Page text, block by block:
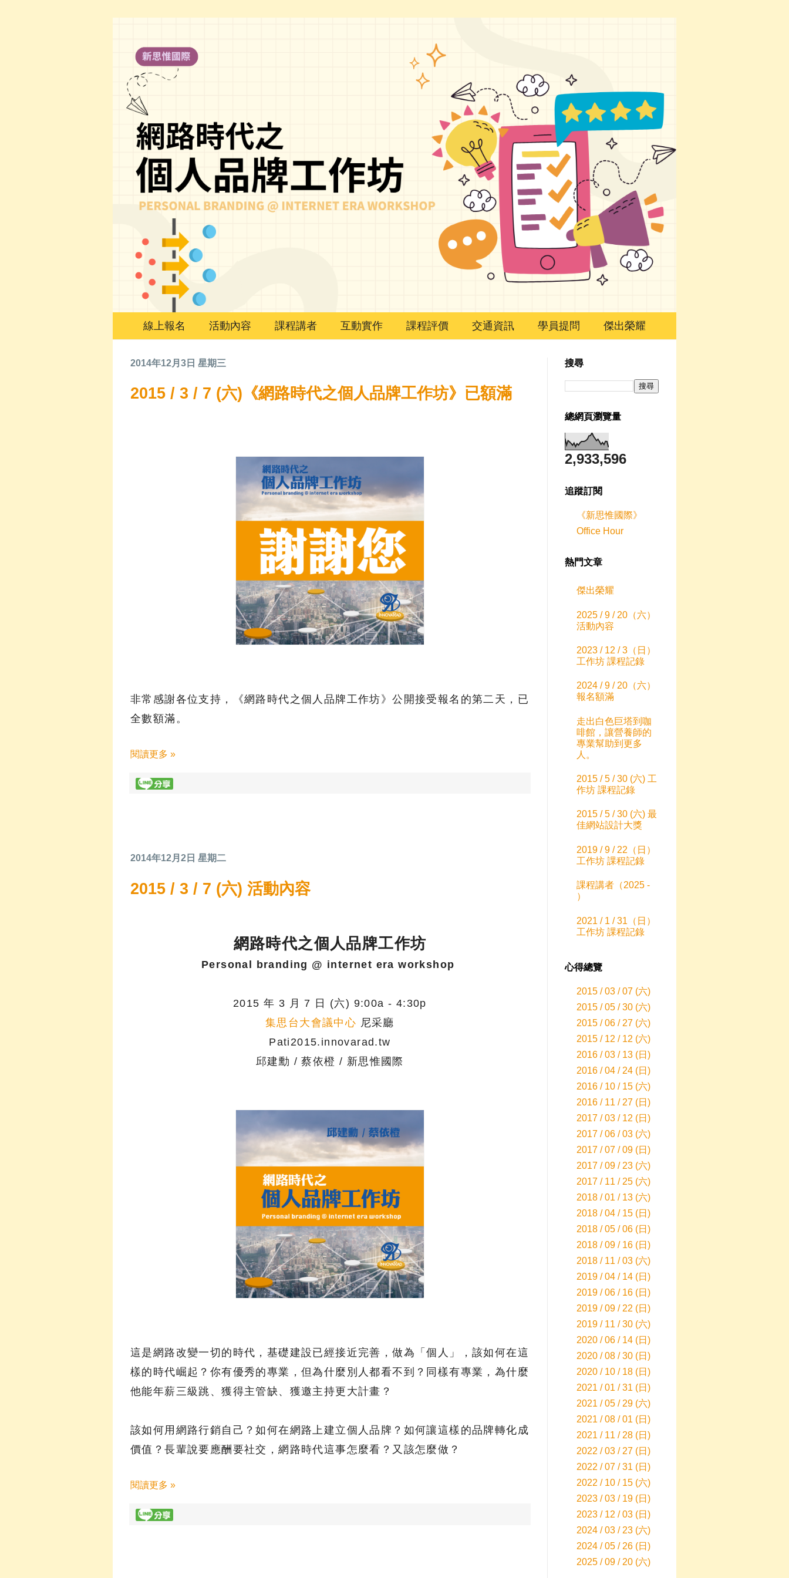
線上報名 活動內容 課程講者 互動實作 課程評價 交通資訊 學員提問 傑出榮耀
2014年12月3日 星期三
2015 / 3 / 7 (六)《網路時代之個人品牌工作坊》已額滿
非常感謝各位支持，《網路時代之個人品牌工作坊》公開接受報名的第二天，已
全數額滿。
閱讀更多 »
2014年12月2日 星期二
2015 / 3 / 7 (六) 活動內容
網路時代之個人品牌工作坊
Personal branding @ internet era workshop
2015 年 3 月 7 日 (六) 9:00a - 4:30p
集思台大會議中心 尼采廳
Pati2015.innovarad.tw
邱建勳 / 蔡依橙 / 新思惟國際
這是網路改變一切的時代，基礎建設已經接近完善，做為「個人」，該如何在這
樣的時代崛起？你有優秀的專業，但為什麼別人都看不到？同樣有專業，為什麼
他能年薪三級跳、獲得主管缺、獲邀主持更大計畫？
該如何用網路行銷自己？如何在網路上建立個人品牌？如何讓這樣的品牌轉化成
價值？長輩說要應酬要社交，網路時代這事怎麼看？又該怎麼做？
閱讀更多 »
搜尋
總網頁瀏覽量
2,933,596
追蹤訂閱
《新思惟國際》
Office Hour
熱門文章
傑出榮耀
2025 / 9 / 20（六）
活動內容
2023 / 12 / 3（日）
工作坊 課程記錄
2024 / 9 / 20（六）
報名額滿
走出白色巨塔到咖
啡館，讓營養師的
專業幫助到更多
人。
2015 / 5 / 30 (六) 工
作坊 課程記錄
2015 / 5 / 30 (六) 最
佳網站設計大獎
2019 / 9 / 22（日）
工作坊 課程記錄
課程講者（2025 -
）
2021 / 1 / 31（日）
工作坊 課程記錄
心得總覽
2015 / 03 / 07 (六)
2015 / 05 / 30 (六)
2015 / 06 / 27 (六)
2015 / 12 / 12 (六)
2016 / 03 / 13 (日)
2016 / 04 / 24 (日)
2016 / 10 / 15 (六)
2016 / 11 / 27 (日)
2017 / 03 / 12 (日)
2017 / 06 / 03 (六)
2017 / 07 / 09 (日)
2017 / 09 / 23 (六)
2017 / 11 / 25 (六)
2018 / 01 / 13 (六)
2018 / 04 / 15 (日)
2018 / 05 / 06 (日)
2018 / 09 / 16 (日)
2018 / 11 / 03 (六)
2019 / 04 / 14 (日)
2019 / 06 / 16 (日)
2019 / 09 / 22 (日)
2019 / 11 / 30 (六)
2020 / 06 / 14 (日)
2020 / 08 / 30 (日)
2020 / 10 / 18 (日)
2021 / 01 / 31 (日)
2021 / 05 / 29 (六)
2021 / 08 / 01 (日)
2021 / 11 / 28 (日)
2022 / 03 / 27 (日)
2022 / 07 / 31 (日)
2022 / 10 / 15 (六)
2023 / 03 / 19 (日)
2023 / 12 / 03 (日)
2024 / 03 / 23 (六)
2024 / 05 / 26 (日)
2025 / 09 / 20 (六)